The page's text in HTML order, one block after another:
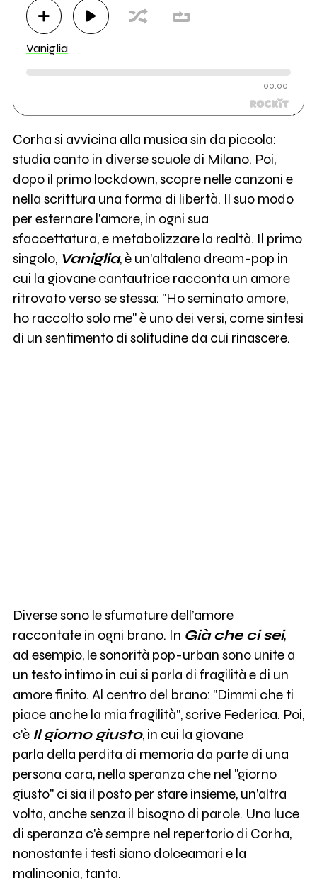
Vaniglia
00:00
Corha si avvicina alla musica sin da piccola:
studia canto in diverse scuole di Milano. Poi,
dopo il primo lockdown, scopre nelle canzoni e
nella scrittura una forma di libertà. Il suo modo
per esternare l'amore, in ogni sua
sfaccettatura, e metabolizzare la realtà. Il primo
singolo, Vaniglia, è un'altalena dream-pop in
cui la giovane cantautrice racconta un amore
ritrovato verso se stessa: "Ho seminato amore,
ho raccolto solo me" è uno dei versi, come sintesi
di un sentimento di solitudine da cui rinascere.
Diverse sono le sfumature dell’amore
raccontate in ogni brano. In Già che ci sei,
ad esempio, le sonorità pop-urban sono unite a
un testo intimo in cui si parla di fragilità e di un
amore finito. Al centro del brano: "Dimmi che ti
piace anche la mia fragilità", scrive Federica. Poi,
c'è Il giorno giusto, in cui la giovane
parla della perdita di memoria da parte di una
persona cara, nella speranza che nel "giorno
giusto" ci sia il posto per stare insieme, un’altra
volta, anche senza il bisogno di parole. Una luce
di speranza c'è sempre nel repertorio di Corha,
nonostante i testi siano dolceamari e la
malinconia, tanta.